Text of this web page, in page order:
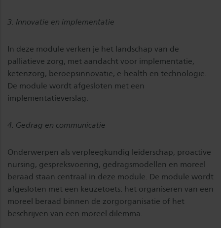
3. Innovatie en implementatie
In deze module verken je het landschap van de
palliatieve zorg, met aandacht voor implementatie,
ketenzorg, beroepsinnovatie, e-health en technologie.
De module wordt afgesloten met een
implementatieverslag.
4. Gedrag en communicatie
Onderwerpen als verpleegkundig leiderschap, proactive
nursing, gespreksvoering, gedragsmodellen en moreel
beraad staan centraal in deze module. De module wordt
afgesloten met een keuzetoets: het organiseren van een
moreel beraad binnen de zorgorganisatie of het
beschrijven van een moreel dilemma.